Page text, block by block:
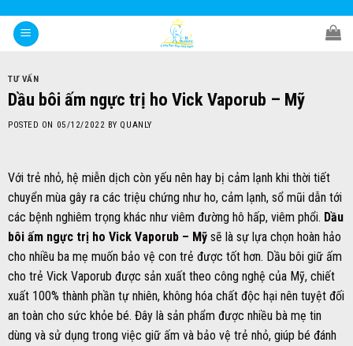
content
TƯ VẤN
Dầu bôi ấm ngực trị ho Vick Vaporub – Mỹ
POSTED ON 05/12/2022 BY QUANLY
Với trẻ nhỏ, hệ miễn dịch còn yếu nên hay bị cảm lạnh khi thời tiết
chuyển mùa gây ra các triệu chứng như ho, cảm lạnh, sổ mũi dẫn tới
các bệnh nghiêm trọng khác như viêm đường hô hấp, viêm phổi. Dầu
bôi ấm ngực trị ho Vick Vaporub – Mỹ sẽ là sự lựa chọn hoàn hảo
cho nhiều ba mẹ muốn bảo vệ con trẻ được tốt hơn. Dầu bôi giữ ấm
cho trẻ Vick Vaporub được sản xuất theo công nghệ của Mỹ, chiết
xuất 100% thành phần tự nhiên, không hóa chất độc hại nên tuyệt đối
an toàn cho sức khỏe bé. Đây là sản phẩm được nhiều bà mẹ tin
dùng và sử dụng trong việc giữ ấm và bảo vệ trẻ nhỏ, giúp bé đánh